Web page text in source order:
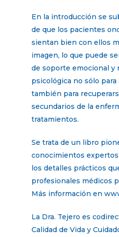
En la introducción se
de que los pacientes
sientan bien con ellos
imagen, lo que puede
de soporte emocional y
psicológica no sólo
también para
secundarios de la
tratamientos.
Se trata de un libro
conocimientos
los detalles prácticos
profesionales médicos
Más información en
La Dra. Tejero es
Calidad de Vida y